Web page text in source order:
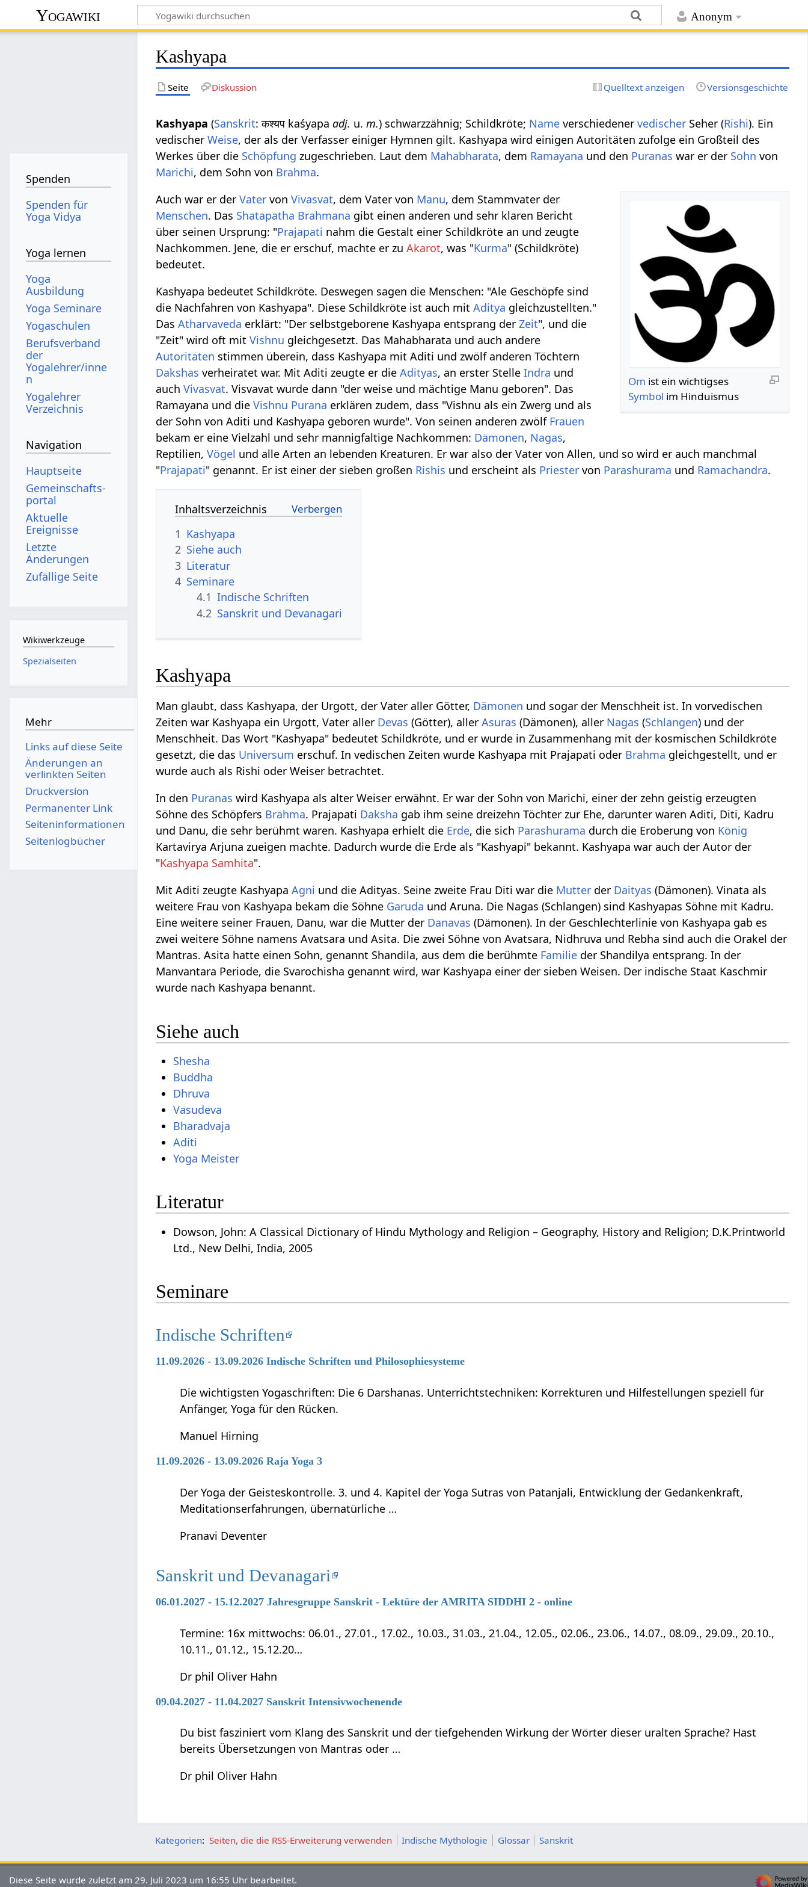
Anonym
Yogawiki
Kashyapa
Seite Diskussion Quelltext anzeigen Versionsgeschichte
Kashyapa (Sanskrit: कश्यप kaśyapaadj. u.m.) schwarzzähnig; Schildkröte; Name verschiedenervedischer Seher (Rishi). Ein
vedischerWeise, der als der Verfasser einiger Hymnen gilt. Kashyapa wird einigen Autoritäten zufolge ein Großteil des
Werkes über die Schöpfung zugeschrieben. Laut dem Mahabharata, dem Ramayana und den Puranas war er der Sohn von
Marichi, dem Sohn von Brahma.
Om ist ein wichtigses
Symbol im Hinduismus
Auch war er derVater vonVivasvat, dem Vater von Manu, dem Stammvater der
Menschen. Das Shatapatha Brahmana gibt einen anderen und sehr klaren Bericht
über seinen Ursprung: "Prajapati nahm die Gestalt einer Schildkröte an und zeugte
Nachkommen. Jene, die er erschuf, machte er zuAkarot, was "Kurma" (Schildkröte)
bedeutet.
Kashyapa bedeutet Schildkröte. Deswegen sagen die Menschen: "Ale Geschöpfe sind
die Nachfahren von Kashyapa". Diese Schildkröte ist auch mitAditya gleichzustellten."
DasAtharvaveda erklärt: "Der selbstgeborene Kashyapa entsprang derZeit", und die
"Zeit" wird oft mitVishnu gleichgesetzt. Das Mahabharata und auch andere
Autoritäten stimmen überein, dass Kashyapa mit Aditi und zwölf anderen Töchtern
Dakshas verheiratet war. Mit Aditi zeugte er dieAdityas, an erster StelleIndra und
auchVivasvat. Visvavat wurde dann "der weise und mächtige Manu geboren". Das
Ramayana und dieVishnu Purana erklären zudem, dass "Vishnu als ein Zwerg und als
der Sohn von Aditi und Kashyapa geboren wurde". Von seinen anderen zwölf Frauen
bekam er eine Vielzahl und sehr mannigfaltige Nachkommen: Dämonen, Nagas,
Reptilien,Vögel und alle Arten an lebenden Kreaturen. Er war also der Vater von Allen, und so wird er auch manchmal
"Prajapati" genannt. Er ist einer der sieben großen Rishis und erscheint als Priester von Parashurama und Ramachandra.
Inhaltsverzeichnis
1 Kashyapa
2 Siehe auch
3 Literatur
4 Seminare
4.1 Indische Schriften
4.2 Sanskrit und Devanagari
Kashyapa
Man glaubt, dass Kashyapa, der Urgott, der Vater aller Götter, Dämonen und sogar der Menschheit ist. In vorvedischen
Zeiten war Kashyapa ein Urgott, Vater aller Devas (Götter), allerAsuras (Dämonen), aller Nagas (Schlangen) und der
Menschheit. Das Wort "Kashyapa" bedeutet Schildkröte, und er wurde in Zusammenhang mit der kosmischen Schildkröte
gesetzt, die das Universum erschuf. In vedischen Zeiten wurde Kashyapa mit Prajapati oder Brahma gleichgestellt, und er
wurde auch als Rishi oder Weiser betrachtet.
In den Puranas wird Kashyapa als alter Weiser erwähnt. Er war der Sohn von Marichi, einer der zehn geistig erzeugten
Söhne des Schöpfers Brahma. Prajapati Daksha gab ihm seine dreizehn Töchter zur Ehe, darunter waren Aditi, Diti, Kadru
und Danu, die sehr berühmt waren. Kashyapa erhielt die Erde, die sich Parashurama durch die Eroberung von König
Kartavirya Arjuna zueigen machte. Dadurch wurde die Erde als "Kashyapi" bekannt. Kashyapa war auch der Autor der
"Kashyapa Samhita".
Mit Aditi zeugte KashyapaAgni und die Adityas. Seine zweite Frau Diti war die Mutter der Daityas (Dämonen). Vinata als
weitere Frau von Kashyapa bekam die Söhne Garuda und Aruna. Die Nagas (Schlangen) sind Kashyapas Söhne mit Kadru.
Eine weitere seiner Frauen, Danu, war die Mutter der Danavas (Dämonen). In der Geschlechterlinie von Kashyapa gab es
zwei weitere Söhne namens Avatsara und Asita. Die zwei Söhne von Avatsara, Nidhruva und Rebha sind auch die Orakel der
Mantras. Asita hatte einen Sohn, genannt Shandila, aus dem die berühmte Familie der Shandilya entsprang. In der
Manvantara Periode, die Svarochisha genannt wird, war Kashyapa einer der sieben Weisen. Der indische Staat Kaschmir
wurde nach Kashyapa benannt.
Siehe auch
Shesha
Buddha
Dhruva
Vasudeva
Bharadvaja
Aditi
Yoga Meister
Literatur
Dowson, John: A Classical Dictionary of Hindu Mythology and Religion – Geography, History and Religion; D.K.Printworld
Ltd., New Delhi, India, 2005
Seminare
Indische Schriften
11.09.2026 - 13.09.2026 Indische Schriften und Philosophiesysteme
Die wichtigsten Yogaschriften: Die 6 Darshanas. Unterrichtstechniken: Korrekturen und Hilfestellungen speziell für
Anfänger, Yoga für den Rücken.
Manuel Hirning
11.09.2026 - 13.09.2026 Raja Yoga 3
Der Yoga der Geisteskontrolle. 3. und 4. Kapitel der Yoga Sutras von Patanjali, Entwicklung der Gedankenkraft,
Meditationserfahrungen, übernatürliche …
Pranavi Deventer
Sanskrit und Devanagari
06.01.2027 - 15.12.2027 Jahresgruppe Sanskrit - Lektüre der AMRITA SIDDHI 2 - online
Termine: 16x mittwochs: 06.01., 27.01., 17.02., 10.03., 31.03., 21.04., 12.05., 02.06., 23.06., 14.07., 08.09., 29.09., 20.10.,
10.11., 01.12., 15.12.20…
Dr phil Oliver Hahn
09.04.2027 - 11.04.2027 Sanskrit Intensivwochenende
Du bist fasziniert vom Klang des Sanskrit und der tiefgehenden Wirkung der Wörter dieser uralten Sprache? Hast
bereits Übersetzungen von Mantras oder …
Dr phil Oliver Hahn
Kategorien: Seiten, die die RSS-Erweiterung verwenden Indische Mythologie Glossar Sanskrit
Spenden
Spenden für
Yoga Vidya
Yoga lernen
Yoga
Ausbildung
Yoga Seminare
Yogaschulen
Berufsverband
der
Yogalehrer/inne
n
Yogalehrer
Verzeichnis
Navigation
Hauptseite
Gemeinschafts­
portal
Aktuelle
Ereignisse
Letzte
Änderungen
Zufällige Seite
Wikiwerkzeuge
Spezialseiten
Mehr
Links auf diese Seite
Änderungen an
verlinkten Seiten
Druckversion
Permanenter Link
Seiten­­informationen
Seitenlogbücher
Diese Seite wurde zuletzt am 29. Juli 2023 um 16:55 Uhr bearbeitet.